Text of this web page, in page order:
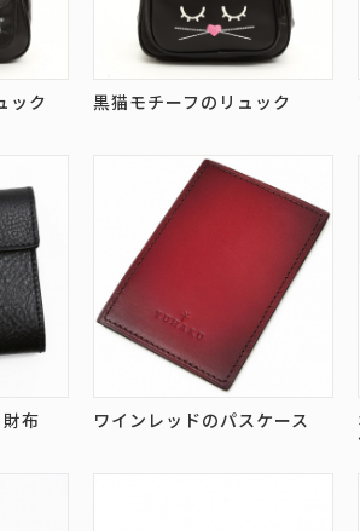
ック 黒猫モチーフのリュック
布 ワインレッドのパスケース